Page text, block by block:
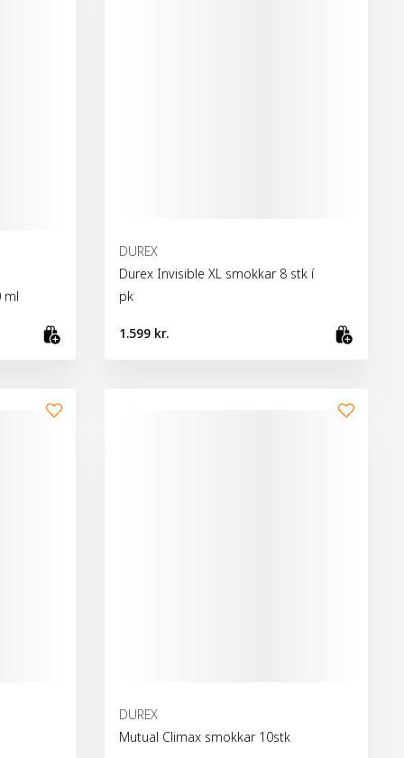
ml
DUREX
Durex Invisible XL smokkar 8 stk í
pk
1.599 kr.
DUREX
Mutual Climax smokkar 10stk